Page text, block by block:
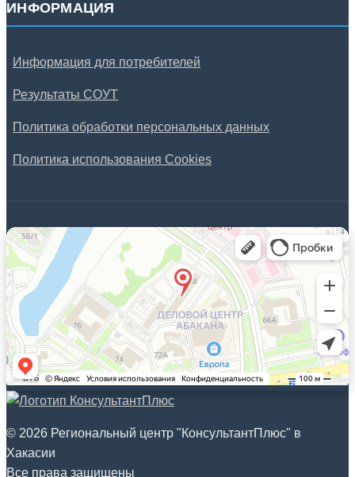
ИНФОРМАЦИЯ
Информация для потребителей
Результаты СОУТ
Политика обработки персональных данных
Политика использования Cookies
© 2026 Региональный центр "КонсультантПлюс" в
Хакасии
Все права защищены